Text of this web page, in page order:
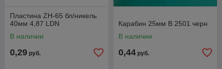
Пластина ZH-65 бл/никель
40мм 4,87 LDN
В наличии
0,29 руб.
Карабин 25мм B 2501 черн
В наличии
0,44 руб.